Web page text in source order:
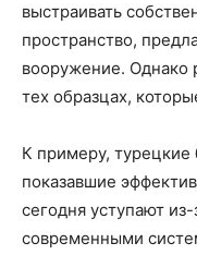
выстраивать
пространство,
вооружение. Однако
тех образцах,
К примеру, турецкие
показавшие
сегодня уступают
современными